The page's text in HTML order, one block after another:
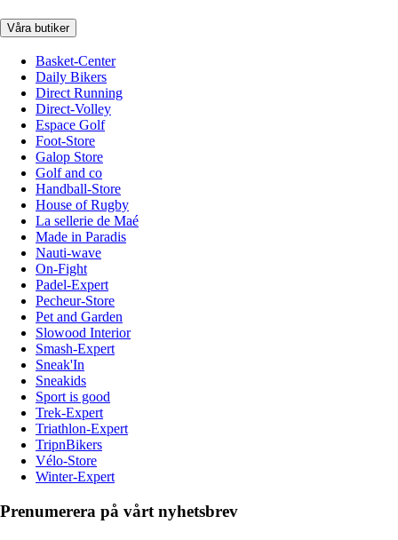
Våra butiker
Basket-Center
Daily Bikers
Direct Running
Direct-Volley
Espace Golf
Foot-Store
Galop Store
Golf and co
Handball-Store
House of Rugby
La sellerie de Maé
Made in Paradis
Nauti-wave
On-Fight
Padel-Expert
Pecheur-Store
Pet and Garden
Slowood Interior
Smash-Expert
Sneak'In
Sneakids
Sport is good
Trek-Expert
Triathlon-Expert
TripnBikers
Vélo-Store
Winter-Expert
Prenumerera på vårt nyhetsbrev